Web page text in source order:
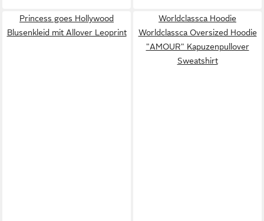
Princess goes Hollywood
Blusenkleid mit Allover Leoprint
Worldclassca Hoodie
Worldclassca Oversized Hoodie
"AMOUR" Kapuzenpullover
Sweatshirt